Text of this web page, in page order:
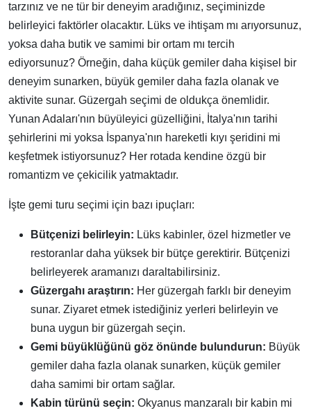
tarzınız ve ne tür bir deneyim aradığınız, seçiminizde
belirleyici faktörler olacaktır. Lüks ve ihtişam mı arıyorsunuz,
yoksa daha butik ve samimi bir ortam mı tercih
ediyorsunuz? Örneğin, daha küçük gemiler daha kişisel bir
deneyim sunarken, büyük gemiler daha fazla olanak ve
aktivite sunar. Güzergah seçimi de oldukça önemlidir.
Yunan Adaları'nın büyüleyici güzelliğini, İtalya'nın tarihi
şehirlerini mi yoksa İspanya'nın hareketli kıyı şeridini mi
keşfetmek istiyorsunuz? Her rotada kendine özgü bir
romantizm ve çekicilik yatmaktadır.
İşte gemi turu seçimi için bazı ipuçları:
Bütçenizi belirleyin: Lüks kabinler, özel hizmetler ve
restoranlar daha yüksek bir bütçe gerektirir. Bütçenizi
belirleyerek aramanızı daraltabilirsiniz.
Güzergahı araştırın: Her güzergah farklı bir deneyim
sunar. Ziyaret etmek istediğiniz yerleri belirleyin ve
buna uygun bir güzergah seçin.
Gemi büyüklüğünü göz önünde bulundurun: Büyük
gemiler daha fazla olanak sunarken, küçük gemiler
daha samimi bir ortam sağlar.
Kabin türünü seçin: Okyanus manzaralı bir kabin mi